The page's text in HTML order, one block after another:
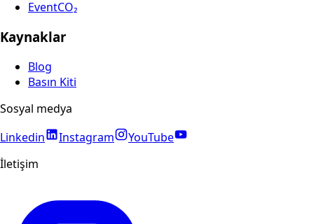
EventCO₂
Kaynaklar
Blog
Basın Kiti
Sosyal medya
Linkedin
Instagram
YouTube
İletişim